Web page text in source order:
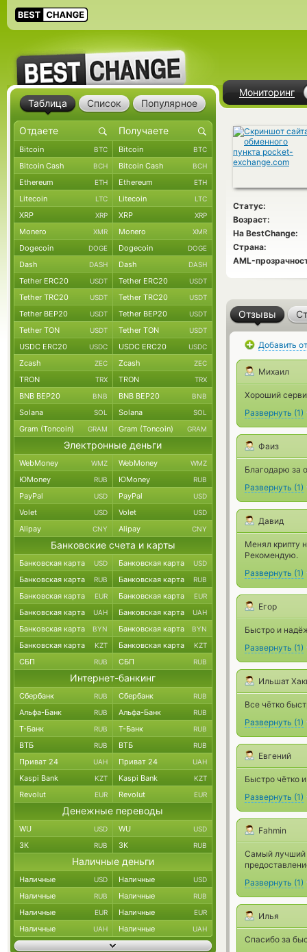
Мониторинг
Статус:
Возраст:
На BestChange:
Страна:
AML-
Отзывы
Добавить
Михаил
Хороший
Развернуть (1)
Фаиз
Благодарю за
Развернуть (1)
Давид
Менял крипту
Рекомендую.
Развернуть (1)
Егор
Быстро и
Развернуть (1)
Ильшат
Все чётко
Развернуть (1)
Евгений
Быстро чётко
Развернуть (1)
Fahmin
Самый лучший
Развернуть (1)
Илья
Спасибо за
Таблица Список Популярное
Bitcoin BTC Bitcoin BTC
Bitcoin Cash BCH Bitcoin Cash BCH
Ethereum ETH Ethereum ETH
Litecoin LTC Litecoin LTC
XRP XRP XRP XRP
Monero XMR Monero XMR
Dogecoin DOGE Dogecoin DOGE
Dash DASH Dash DASH
Tether ERC20 USDT Tether ERC20 USDT
Tether TRC20 USDT Tether TRC20 USDT
Tether BEP20 USDT Tether BEP20 USDT
Tether TON USDT Tether TON USDT
USDC ERC20 USDC USDC ERC20 USDC
Zcash ZEC Zcash ZEC
TRON TRX TRON TRX
BNB BEP20 BNB BNB BEP20 BNB
Solana SOL Solana SOL
Gram (Toncoin) GRAM Gram (Toncoin) GRAM
Электронные деньги
WebMoney WMZ WebMoney WMZ
ЮMoney RUB ЮMoney RUB
PayPal USD PayPal USD
Volet USD Volet USD
Alipay CNY Alipay CNY
Банковские счета и карты
Банковская карта USD Банковская карта USD
Банковская карта RUB Банковская карта RUB
Банковская карта EUR Банковская карта EUR
Банковская карта UAH Банковская карта UAH
Банковская карта BYN Банковская карта BYN
Банковская карта KZT Банковская карта KZT
СБП RUB СБП RUB
Интернет-банкинг
Сбербанк RUB Сбербанк RUB
Альфа-Банк RUB Альфа-Банк RUB
Т-Банк RUB Т-Банк RUB
ВТБ RUB ВТБ RUB
Приват 24 UAH Приват 24 UAH
Kaspi Bank KZT Kaspi Bank KZT
Revolut EUR Revolut EUR
Денежные переводы
WU USD WU USD
ЗК RUB ЗК RUB
Наличные деньги
Наличные USD Наличные USD
Наличные RUB Наличные RUB
Наличные EUR Наличные EUR
Наличные UAH Наличные UAH